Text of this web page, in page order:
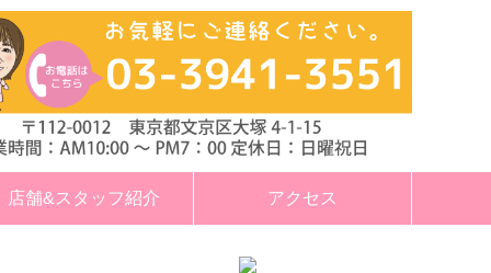
店舗&スタッフ紹介 アクセス